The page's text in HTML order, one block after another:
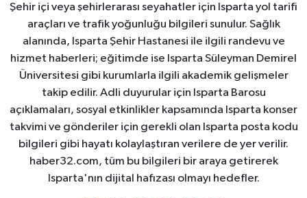
Şehir içi veya şehirlerarası seyahatler için Isparta yol tarifi
araçları ve trafik yoğunluğu bilgileri sunulur. Sağlık
alanında, Isparta Şehir Hastanesi ile ilgili randevu ve
hizmet haberleri; eğitimde ise Isparta Süleyman Demirel
Üniversitesi gibi kurumlarla ilgili akademik gelişmeler
takip edilir. Adli duyurular için Isparta Barosu
açıklamaları, sosyal etkinlikler kapsamında Isparta konser
takvimi ve gönderiler için gerekli olan Isparta posta kodu
bilgileri gibi hayatı kolaylaştıran verilere de yer verilir.
haber32.com, tüm bu bilgileri bir araya getirerek
Isparta'nın dijital hafızası olmayı hedefler.